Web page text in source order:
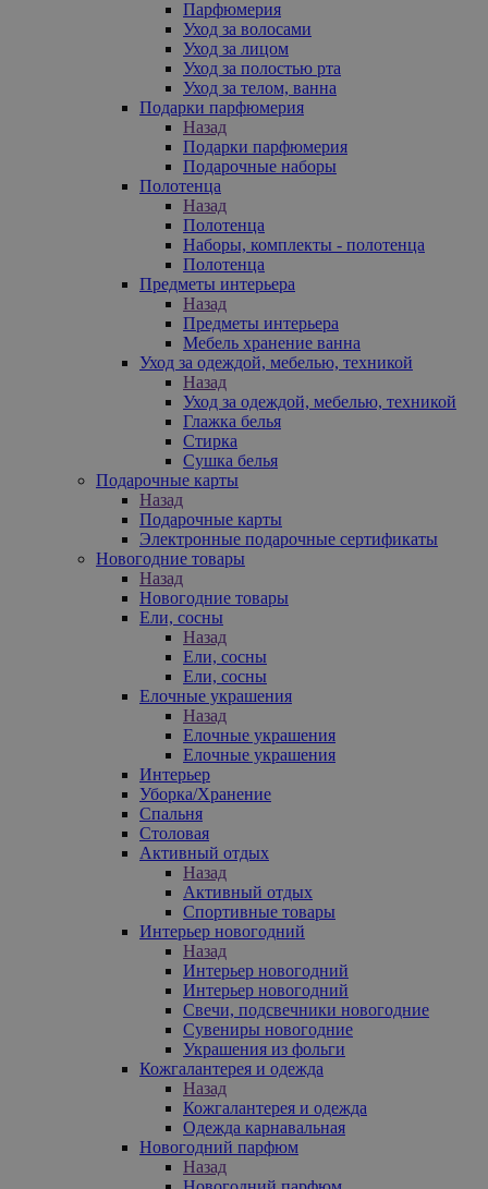
Парфюмерия
Уход за волосами
Уход за лицом
Уход за полостью рта
Уход за телом, ванна
Подарки парфюмерия
Назад
Подарки парфюмерия
Подарочные наборы
Полотенца
Назад
Полотенца
Наборы, комплекты - полотенца
Полотенца
Предметы интерьера
Назад
Предметы интерьера
Мебель хранение ванна
Уход за одеждой, мебелью, техникой
Назад
Уход за одеждой, мебелью, техникой
Глажка белья
Стирка
Сушка белья
Подарочные карты
Назад
Подарочные карты
Электронные подарочные сертификаты
Новогодние товары
Назад
Новогодние товары
Ели, сосны
Назад
Ели, сосны
Ели, сосны
Елочные украшения
Назад
Елочные украшения
Елочные украшения
Интерьер
Уборка/Хранение
Спальня
Столовая
Активный отдых
Назад
Активный отдых
Спортивные товары
Интерьер новогодний
Назад
Интерьер новогодний
Интерьер новогодний
Свечи, подсвечники новогодние
Сувениры новогодние
Украшения из фольги
Кожгалантерея и одежда
Назад
Кожгалантерея и одежда
Одежда карнавальная
Новогодний парфюм
Назад